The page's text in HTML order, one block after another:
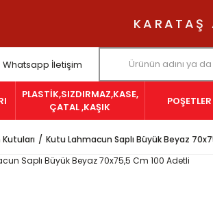
KARATAŞ
Whatsapp İletişim
PLASTİK,SIZDIRMAZ,KASE,
ÇATAL ,KAŞIK
POŞETLER
Kutu Lahmacun Saplı Büyük Beyaz